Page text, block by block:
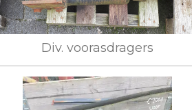
Div. voorasdragers